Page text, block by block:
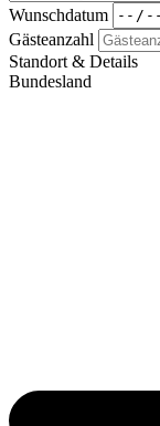
Wunschdatum
Gästeanzahl
Standort & Details
Bundesland